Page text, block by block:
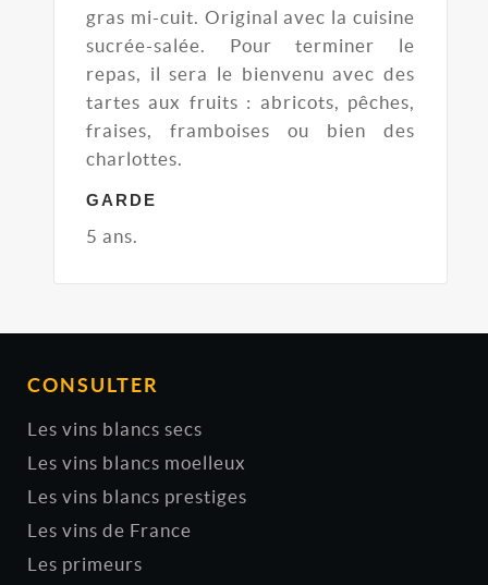
gras mi-cuit. Original avec la cuisine
sucrée-salée. Pour terminer le
repas, il sera le bienvenu avec des
tartes aux fruits : abricots, pêches,
fraises, framboises ou bien des
charlottes.
GARDE
5 ans.
CONSULTER
Les vins blancs secs
Les vins blancs moelleux
Les vins blancs prestiges
Les vins de France
Les primeurs